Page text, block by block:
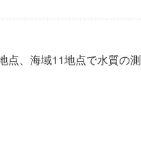
点、海域11地点で水質の測